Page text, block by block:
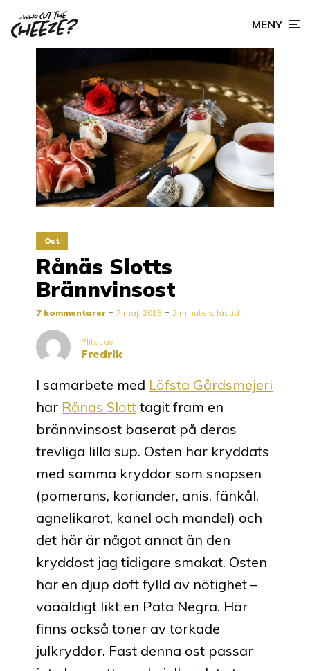
MENY
Ost
Rånäs Slotts
Brännvinsost
7 kommentarer 7 maj, 2013 2 minuters lästid
Plitat av
Fredrik
I samarbete med Löfsta Gårdsmejeri
har Rånas Slott tagit fram en
brännvinsost baserat på deras
trevliga lilla sup. Osten har kryddats
med samma kryddor som snapsen
(pomerans, koriander, anis, fänkål,
agnelikarot, kanel och mandel) och
det här är något annat än den
kryddost jag tidigare smakat. Osten
har en djup doft fylld av nötighet –
väääldigt likt en Pata Negra. Här
finns också toner av torkade
julkryddor. Fast denna ost passar